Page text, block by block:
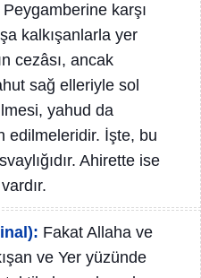
Peygamberine karşı
kalkışanlarla yer
cezâsı, ancak
sağ elleriyle sol
yahud da
edilmeleridir. İşte, bu
Ahirette ise
Fakat Allaha ve
ve Yer yüzünde